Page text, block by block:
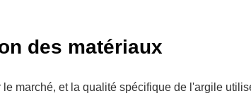
des matériaux
marché, et la qualité spécifique de l'argile